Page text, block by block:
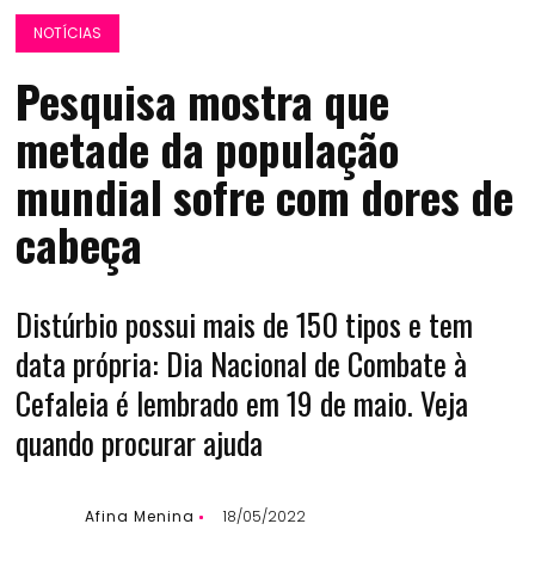
NOTÍCIAS
Pesquisa mostra que
metade da população
mundial sofre com dores de
cabeça
Distúrbio possui mais de 150 tipos e tem
data própria: Dia Nacional de Combate à
Cefaleia é lembrado em 19 de maio. Veja
quando procurar ajuda
Afina Menina 18/05/2022